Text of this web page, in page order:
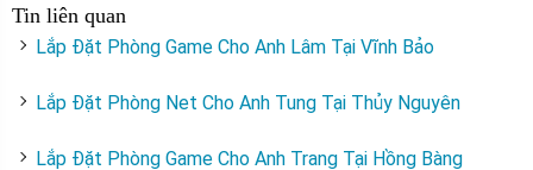
Tin liên quan
Lắp Đặt Phòng Game Cho Anh Lâm Tại Vĩnh Bảo
Lắp Đặt Phòng Net Cho Anh Tung Tại Thủy Nguyên
Lắp Đặt Phòng Game Cho Anh Trang Tại Hồng Bàng